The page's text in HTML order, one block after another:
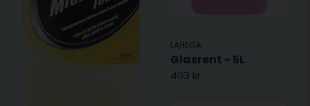
LAHEGA
Glasrent - 5L
403 kr